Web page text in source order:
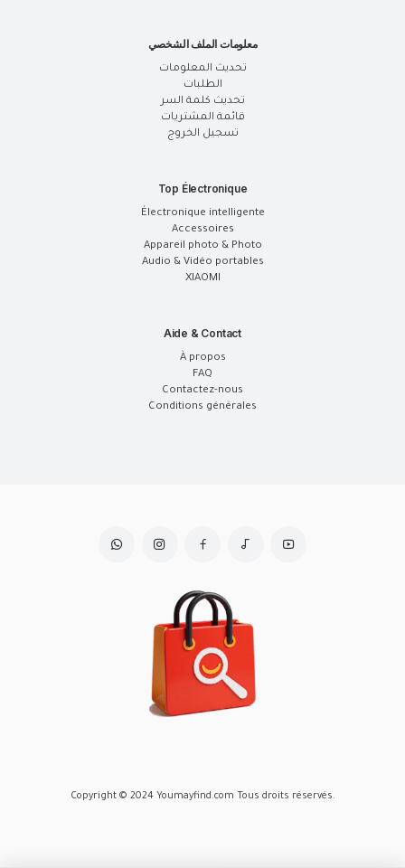
معلومات الملف الشخصي
تحديث المعلومات
الطلبات
تحديث كلمة السر
قائمة المشتريات
تسجيل الخروج
Top Électronique
Électronique intelligente
Accessoires
Appareil photo & Photo
Audio & Vidéo portables
XIAOMI
Aide & Contact
À propos
FAQ
Contactez-nous
Conditions générales
Copyright © 2024 Youmayfind.com Tous droits réservés.